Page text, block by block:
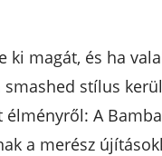
magát, és ha
stílus
A
a merész